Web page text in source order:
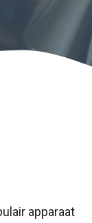
apparaat